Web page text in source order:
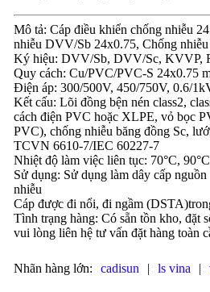
Mô tả: Cáp điều khiển chống nhiễu
nhiễu DVV/Sb 24x0.75, Chống
Ký hiệu: DVV/Sb, DVV/Sc, KVVP,
Quy cách: Cu/PVC/PVC-S 24x0.75
Điện áp: 300/500V, 450/750V, 0.6/
Kết cấu: Lõi đồng bện nén class2,
cách điện PVC hoặc XLPE, vỏ bọc
PVC), chống nhiễu băng đồng Sc,
TCVN 6610-7/IEC 60227-7
Nhiệt độ làm việc liên tục: 70°C, 90°C
Sử dụng: Sử dụng làm dây cấp
nhiễu
Cáp được đi nổi, đi ngầm
Tình trạng hàng: Có sẵn tồn kho, đặt
vui lòng liên hệ tư vấn đặt hàng toàn
Nhãn hàng lớn: cadisun | ls vina |